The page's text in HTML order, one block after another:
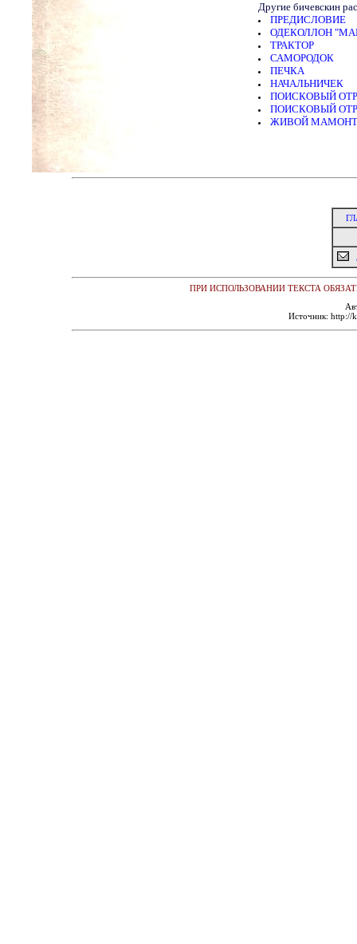
Другие бичевскин
ПРЕДИСЛОВИЕ
ОДЕКОЛЛОН
ТРАКТОР
САМОРОДОК
ПЕЧКА
НАЧАЛЬНИЧЕК
ПОИСКОВЫЙ
ПОИСКОВЫЙ
ЖИВОЙ МАМОНТ
ПРИ ИСПОЛЬЗОВАНИИ ТЕКСТА
Источник: http://